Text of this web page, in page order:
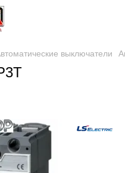
выключатели